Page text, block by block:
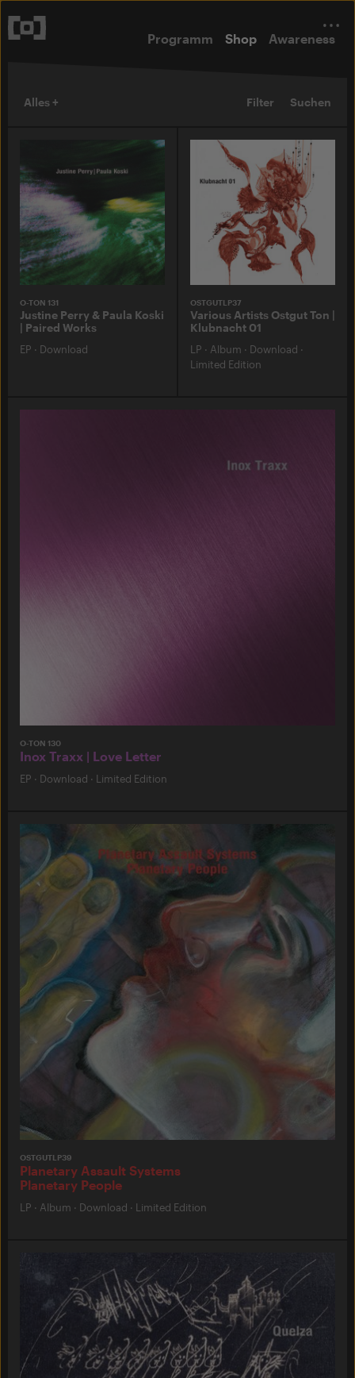
Programm Shop Awareness
Alles + Filter Suchen
O-TON 131
Justine Perry & Paula Koski
| Paired Works
EP · Download
O-TON 130
Inox Traxx | Love Letter
EP · Download · Limited Edition
OSTGUTLP39
Planetary Assault Systems
Planetary People
LP · Album · Download · Limited Edition
OSTGUTLP37
Various Artists Ostgut Ton |
Klubnacht 01
LP · Album · Download ·
Limited Edition